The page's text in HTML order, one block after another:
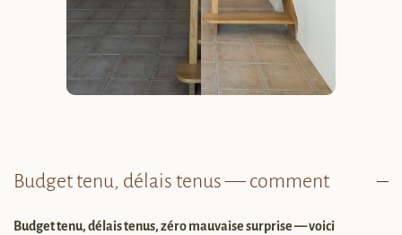
Budget tenu, délais tenus — comment
Budget tenu, délais tenus, zéro mauvaise surprise — voici